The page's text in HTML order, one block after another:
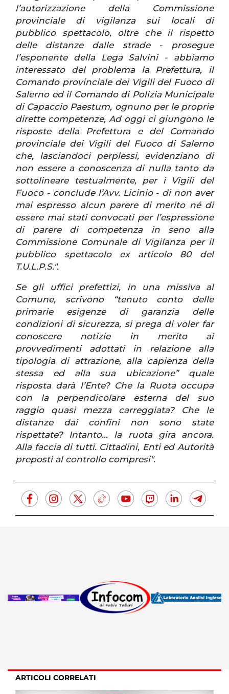
l’autorizzazione della Commissione
provinciale di vigilanza sui locali di
pubblico spettacolo, oltre che il rispetto
delle distanze dalle strade - prosegue
l’esponente della Lega Salvini - abbiamo
interessato del problema la Prefettura, il
Comando provinciale dei Vigili del Fuoco di
Salerno ed il Comando di Polizia Municipale
di Capaccio Paestum, ognuno per le proprie
dirette competenze, Ad oggi ci giungono le
risposte della Prefettura e del Comando
provinciale dei Vigili del Fuoco di Salerno
che, lasciandoci perplessi, evidenziano di
non essere a conoscenza di nulla tanto da
sottolineare testualmente, per i Vigili del
Fuoco - conclude l’Avv. Licinio - di non aver
mai espresso alcun parere di merito né di
essere mai stati convocati per l’espressione
di parere di competenza in seno alla
Commissione Comunale di Vigilanza per il
pubblico spettacolo ex articolo 80 del
T.U.L.P.S.".
Se gli uffici prefettizi, in una missiva al
Comune, scrivono “tenuto conto delle
primarie esigenze di garanzia delle
condizioni di sicurezza, si prega di voler far
conoscere notizie in merito ai
provvedimenti adottati in relazione alla
tipologia di attrazione, alla capienza della
stessa ed alla sua ubicazione” quale
risposta darà l’Ente? Che la Ruota occupa
con la perpendicolare esterna del suo
raggio quasi mezza carreggiata? Che le
distanze dai confini non sono state
rispettate? Intanto… la ruota gira ancora.
Alla faccia di tutti. Cittadini, Enti ed Autorità
preposti al controllo compresi".
ARTICOLI CORRELATI